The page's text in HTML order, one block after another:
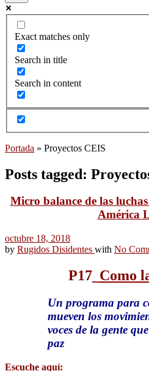
Exact matches only
Search in title
Search in content
Portada » Proyectos CEIS
Posts tagged:
Micro balance de las
América
octubre 18, 2018
by Rugidos Disidentes with No
P17_ Como
Un programa para
mueven los
voces de la gente
paz
Escuche aquí: